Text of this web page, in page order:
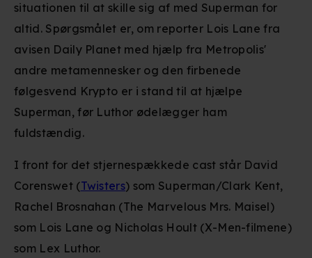
situationen til at skille sig af med Superman for
altid. Spørgsmålet er, om reporter Lois Lane fra
avisen Daily Planet med hjælp fra Metropolis'
andre metamennesker og den firbenede
følgesvend Krypto er i stand til at hjælpe
Superman, før Luthor ødelægger ham
fuldstændig.
I front for det stjernespækkede cast står David
Corenswet (Twisters) som Superman/Clark Kent,
Rachel Brosnahan (The Marvelous Mrs. Maisel)
som Lois Lane og Nicholas Hoult (X-Men-filmene)
som Lex Luthor.